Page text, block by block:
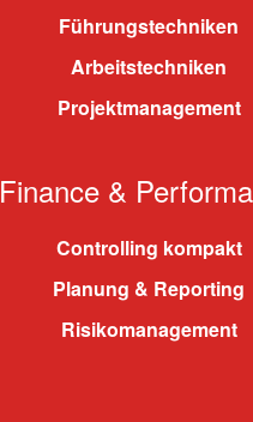
Führungstechniken
Arbeitstechniken
Projektmanagement
Finance &
Controlling kompakt
Planung & Reporting
Risikomanagement